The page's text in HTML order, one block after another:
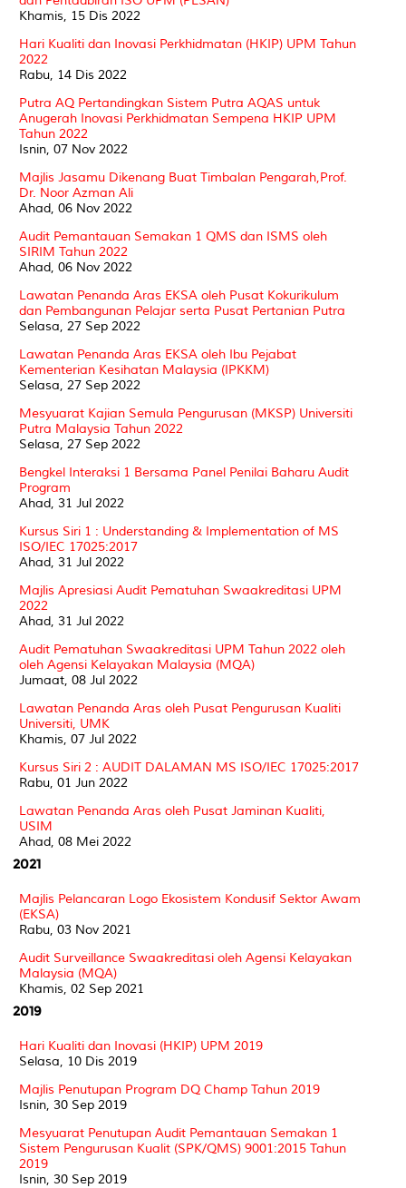
Khamis, 15 Dis 2022
Hari Kualiti dan Inovasi Perkhidmatan (HKIP) UPM Tahun
2022
Rabu, 14 Dis 2022
Putra AQ Pertandingkan Sistem Putra AQAS untuk
Anugerah Inovasi Perkhidmatan Sempena HKIP UPM
Tahun 2022
Isnin, 07 Nov 2022
Majlis Jasamu Dikenang Buat Timbalan Pengarah,Prof.
Dr. Noor Azman Ali
Ahad, 06 Nov 2022
Audit Pemantauan Semakan 1 QMS dan ISMS oleh
SIRIM Tahun 2022
Ahad, 06 Nov 2022
Lawatan Penanda Aras EKSA oleh Pusat Kokurikulum
dan Pembangunan Pelajar serta Pusat Pertanian Putra
Selasa, 27 Sep 2022
Lawatan Penanda Aras EKSA oleh Ibu Pejabat
Kementerian Kesihatan Malaysia (IPKKM)
Selasa, 27 Sep 2022
Mesyuarat Kajian Semula Pengurusan (MKSP) Universiti
Putra Malaysia Tahun 2022
Selasa, 27 Sep 2022
Bengkel Interaksi 1 Bersama Panel Penilai Baharu Audit
Program
Ahad, 31 Jul 2022
Kursus Siri 1 : Understanding & Implementation of MS
ISO/IEC 17025:2017
Ahad, 31 Jul 2022
Majlis Apresiasi Audit Pematuhan Swaakreditasi UPM
2022
Ahad, 31 Jul 2022
Audit Pematuhan Swaakreditasi UPM Tahun 2022 oleh
oleh Agensi Kelayakan Malaysia (MQA)
Jumaat, 08 Jul 2022
Lawatan Penanda Aras oleh Pusat Pengurusan Kualiti
Universiti, UMK
Khamis, 07 Jul 2022
Kursus Siri 2 : AUDIT DALAMAN MS ISO/IEC 17025:2017
Rabu, 01 Jun 2022
Lawatan Penanda Aras oleh Pusat Jaminan Kualiti,
USIM
Ahad, 08 Mei 2022
2021
Majlis Pelancaran Logo Ekosistem Kondusif Sektor Awam
(EKSA)
Rabu, 03 Nov 2021
Audit Surveillance Swaakreditasi oleh Agensi Kelayakan
Malaysia (MQA)
Khamis, 02 Sep 2021
2019
Hari Kualiti dan Inovasi (HKIP) UPM 2019
Selasa, 10 Dis 2019
Majlis Penutupan Program DQ Champ Tahun 2019
Isnin, 30 Sep 2019
Mesyuarat Penutupan Audit Pemantauan Semakan 1
Sistem Pengurusan Kualit (SPK/QMS) 9001:2015 Tahun
2019
Isnin, 30 Sep 2019